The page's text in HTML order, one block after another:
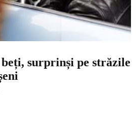
surprinși pe străzile